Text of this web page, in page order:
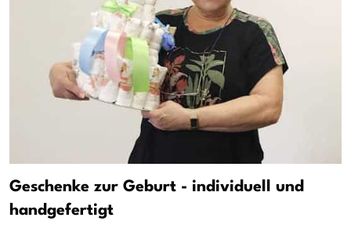
Geschenke zur Geburt - individuell und
handgefertigt